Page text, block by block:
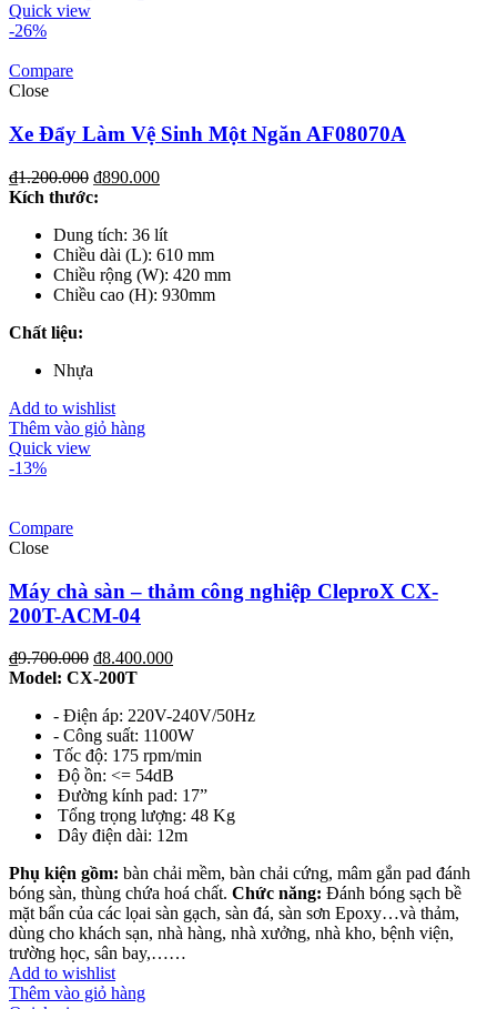
Quick view
-26%
Compare
Close
Xe Đẩy Làm Vệ Sinh Một Ngăn AF08070A
₫1.200.000 ₫890.000
Kích thước:
Dung tích: 36 lít
Chiều dài (L): 610 mm
Chiều rộng (W): 420 mm
Chiều cao (H): 930mm
Chất liệu:
Nhựa
Add to wishlist
Thêm vào giỏ hàng
Quick view
-13%
Compare
Close
Máy chà sàn – thảm công nghiệp CleproX CX-
200T-ACM-04
₫9.700.000 ₫8.400.000
Model: CX-200T
- Điện áp: 220V-240V/50Hz
- Công suất: 1100W
Tốc độ: 175 rpm/min
Độ ồn: <= 54dB
Đường kính pad: 17”
Tổng trọng lượng: 48 Kg
Dây điện dài: 12m
Phụ kiện gồm: bàn chải mềm, bàn chải cứng, mâm gắn pad đánh
bóng sàn, thùng chứa hoá chất. Chức năng: Đánh bóng sạch bề
mặt bẩn của các lọai sàn gạch, sàn đá, sàn sơn Epoxy…và thảm,
dùng cho khách sạn, nhà hàng, nhà xưởng, nhà kho, bệnh viện,
trường học, sân bay,……
Add to wishlist
Thêm vào giỏ hàng